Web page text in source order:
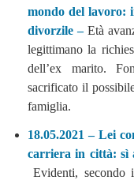
mondo del lavoro:
divorzile –Età
legittimano la
dell’ex marito.
sacrificato il
famiglia.
18.05.2021 –Lei
carriera in città: sì
Evidenti,